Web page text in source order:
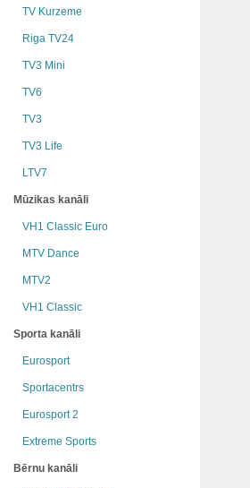
TV Kurzeme
Riga TV24
TV3 Mini
TV6
TV3
TV3 Life
LTV7
Mūzikas kanāli
VH1 Classic Euro
MTV Dance
MTV2
VH1 Classic
Sporta kanāli
Eurosport
Sportacentrs
Eurosport 2
Extreme Sports
Bērnu kanāli